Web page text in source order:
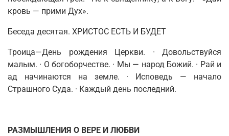
кровь — прими Дух».
Беседа десятая. ХРИСТОС ЕСТЬ И БУДЕТ
Троица—День рождения Церкви. · Довольствуйся
малым. · О богоборче­стве. · Мы — народ Божий. · Рай и
ад начинаются на земле. · Исповедь — начало
Страшного Суда. · Каждый день последний.
РАЗМЫШЛЕНИЯ О ВЕРЕ И ЛЮБВИ